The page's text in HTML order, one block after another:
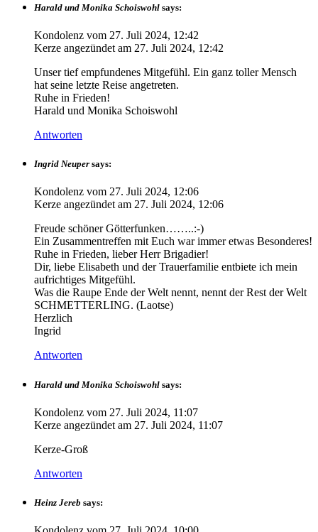
Harald und Monika Schoiswohl says:
Kondolenz vom 27. Juli 2024, 12:42
Kerze angezündet am 27. Juli 2024, 12:42
Unser tief empfundenes Mitgefühl. Ein ganz toller Mensch
hat seine letzte Reise angetreten.
Ruhe in Frieden!
Harald und Monika Schoiswohl
Antworten
Ingrid Neuper says:
Kondolenz vom 27. Juli 2024, 12:06
Kerze angezündet am 27. Juli 2024, 12:06
Freude schöner Götterfunken……..:-)
Ein Zusammentreffen mit Euch war immer etwas Besonderes!
Ruhe in Frieden, lieber Herr Brigadier!
Dir, liebe Elisabeth und der Trauerfamilie entbiete ich mein
aufrichtiges Mitgefühl.
Was die Raupe Ende der Welt nennt, nennt der Rest der Welt
SCHMETTERLING. (Laotse)
Herzlich
Ingrid
Antworten
Harald und Monika Schoiswohl says:
Kondolenz vom 27. Juli 2024, 11:07
Kerze angezündet am 27. Juli 2024, 11:07
Kerze-Groß
Antworten
Heinz Jereb says: